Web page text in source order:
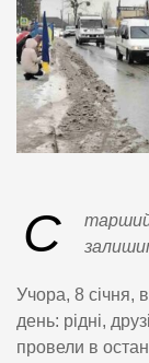
С
тарший
Учора, 8 січня, в
день: рідні,
провели в